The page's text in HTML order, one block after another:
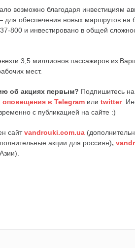
возможно благодаря инвестициям
для обеспечения новых маршрутов на
800 и инвестировано в общей
3,5 миллионов пассажиров из
мест.
об акциях первым? Подпишитесь
оповещения в Telegram или twitter.
с публикацией на сайте :)
сайтvandrouki.com.ua
акции для россиян),